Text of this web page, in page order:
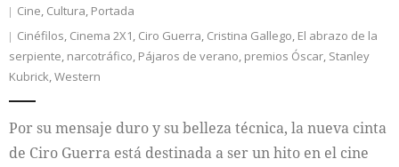
Colaboradores
Internacional
Cine, Cultura, Portada
Cinéfilos, Cinema 2X1, Ciro Guerra, Cristina Gallego, El abrazo de la
serpiente, narcotráfico, Pájaros de verano, premios Óscar, Stanley
Kubrick,Western
Por su mensaje duro y su belleza técnica, la nueva cinta
de Ciro Guerra está destinada a ser un hito en el cine